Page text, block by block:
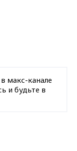
макс-канале
и будьте в